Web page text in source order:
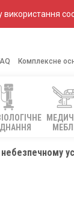
використання
Комплексне
МЕБЛІ
небезпечному